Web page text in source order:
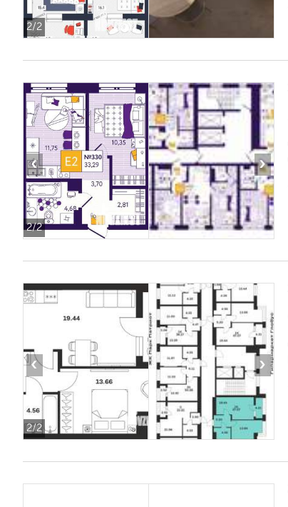
2/2
2/2
‹ ›
2/2
‹ ›